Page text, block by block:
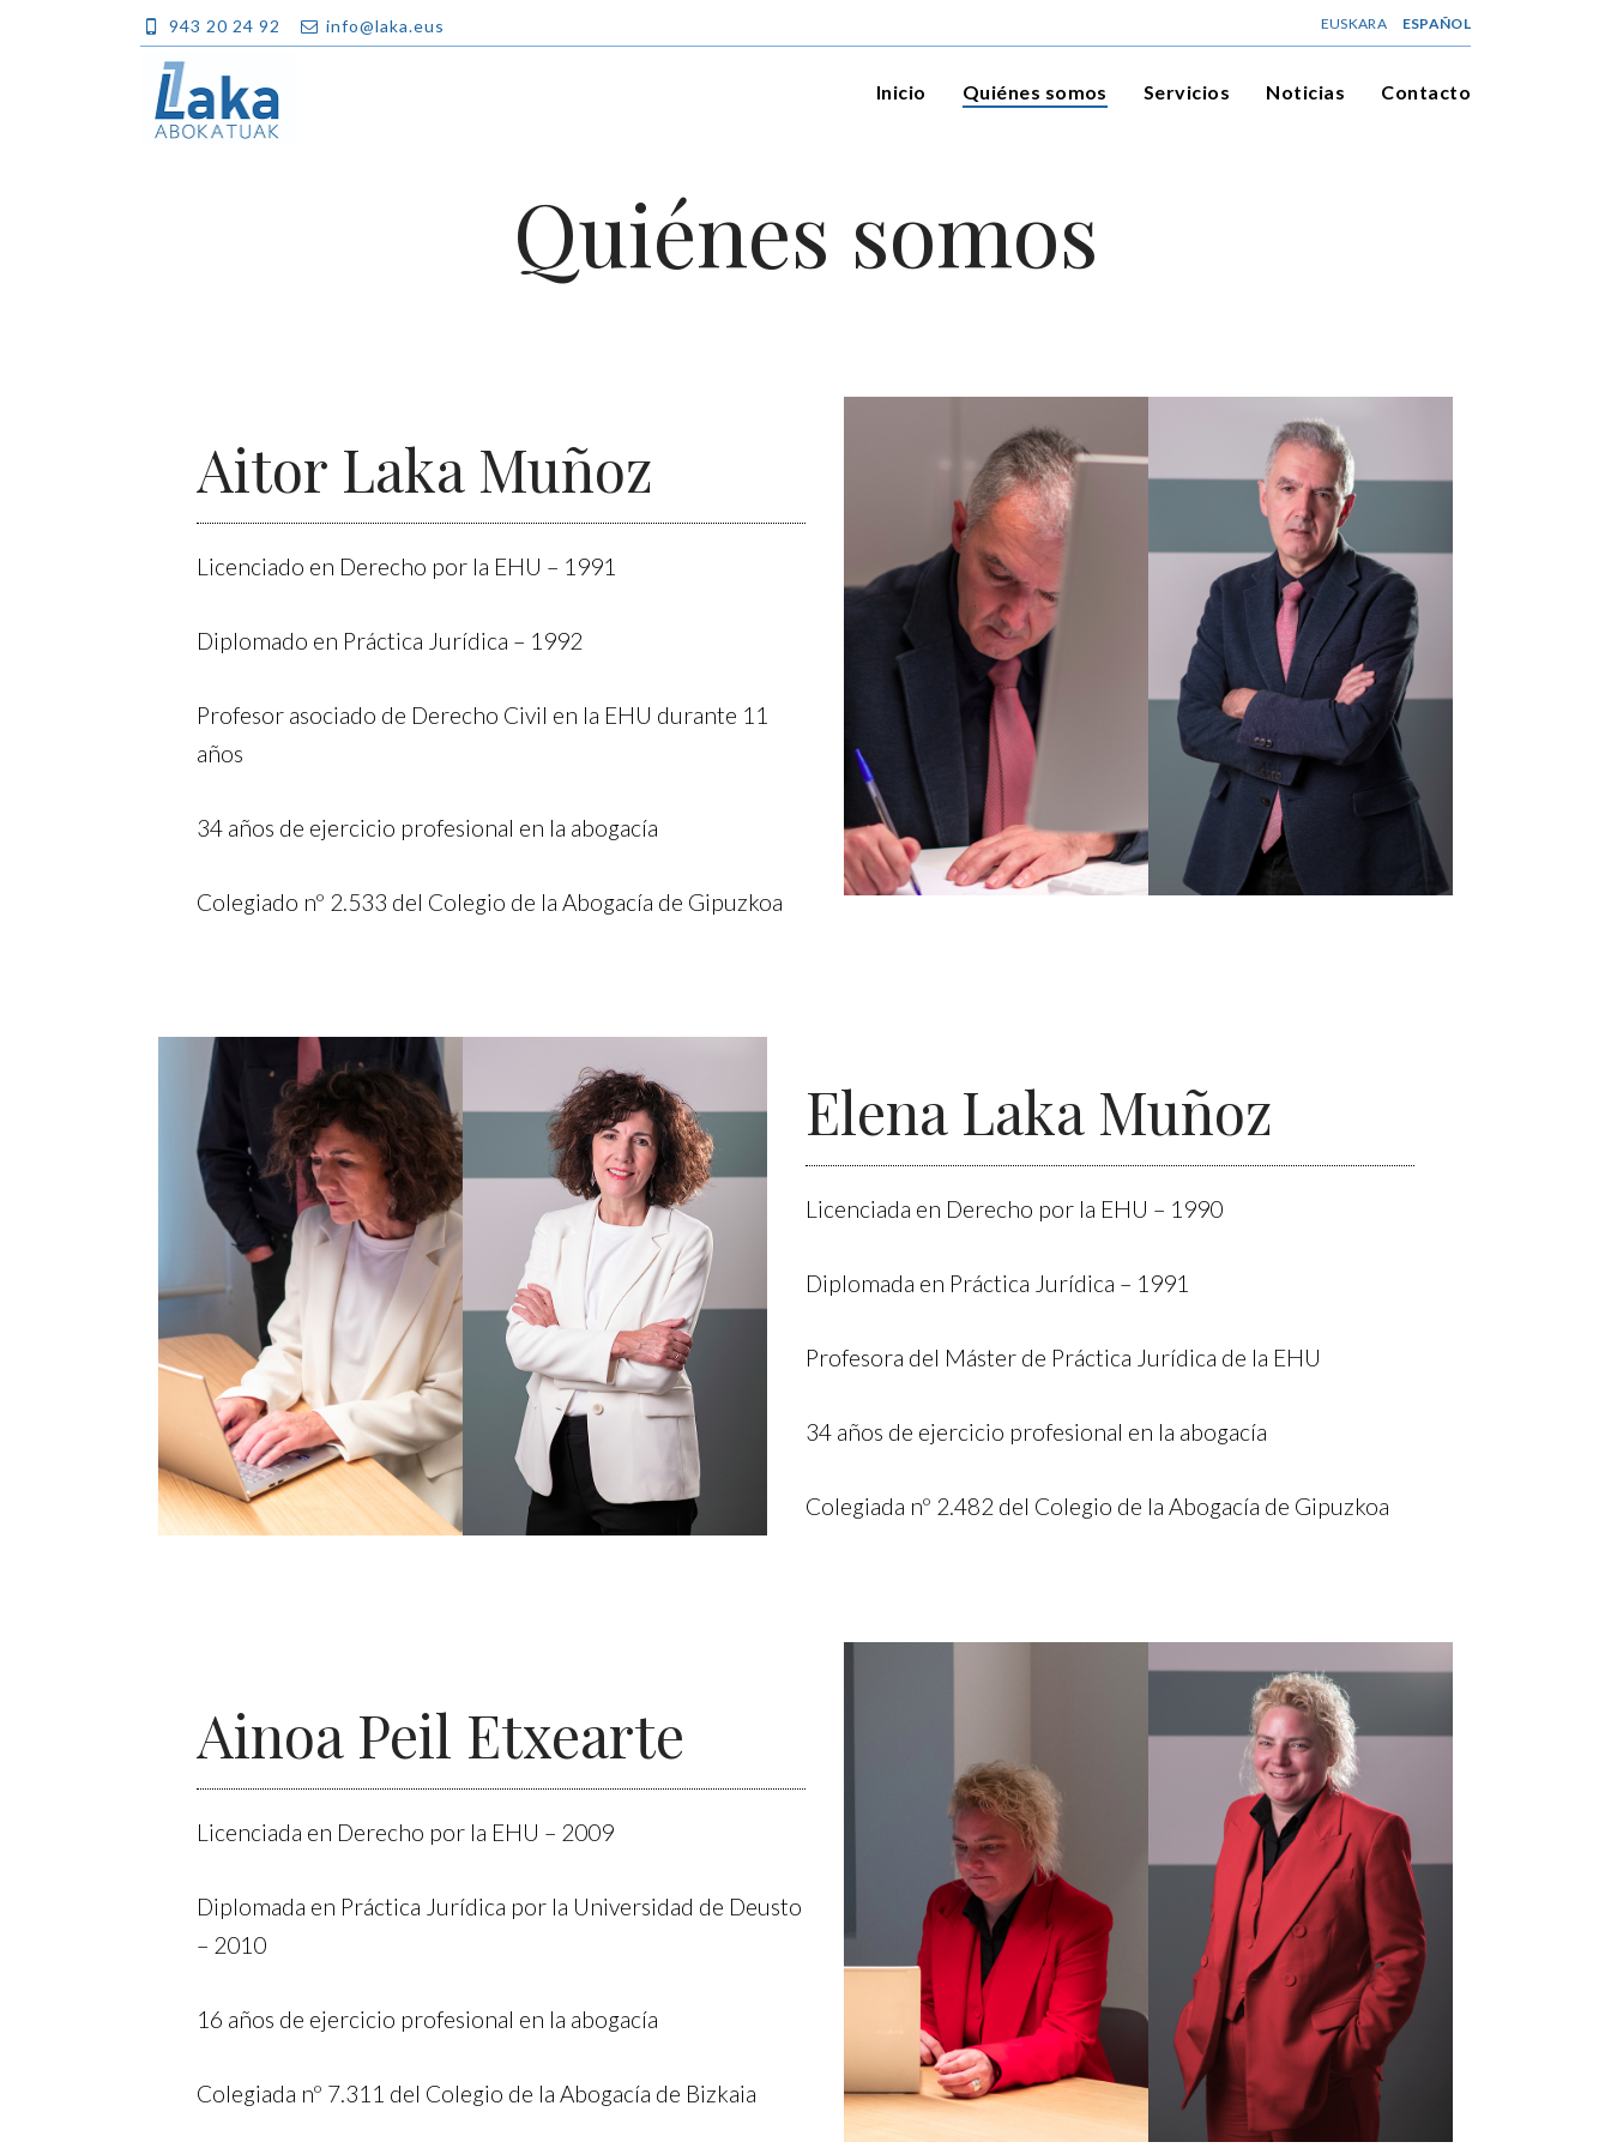
943 20 24 92 info@laka.eus EUSKARA ESPAÑOL
Inicio Quiénes somos Servicios Noticias Contacto
Quiénes somos
Aitor Laka Muñoz
Licenciado en Derecho por la EHU – 1991
Diplomado en Práctica Jurídica – 1992
Profesor asociado de Derecho Civil en la EHU durante 11
años
34 años de ejercicio profesional en la abogacía
Colegiado nº 2.533 del Colegio de la Abogacía de Gipuzkoa
Elena Laka Muñoz
Licenciada en Derecho por la EHU – 1990
Diplomada en Práctica Jurídica – 1991
Profesora del Máster de Práctica Jurídica de la EHU
34 años de ejercicio profesional en la abogacía
Colegiada nº 2.482 del Colegio de la Abogacía de Gipuzkoa
Ainoa Peil Etxearte
Licenciada en Derecho por la EHU – 2009
Diplomada en Práctica Jurídica por la Universidad de Deusto
– 2010
16 años de ejercicio profesional en la abogacía
Colegiada nº 7.311 del Colegio de la Abogacía de Bizkaia